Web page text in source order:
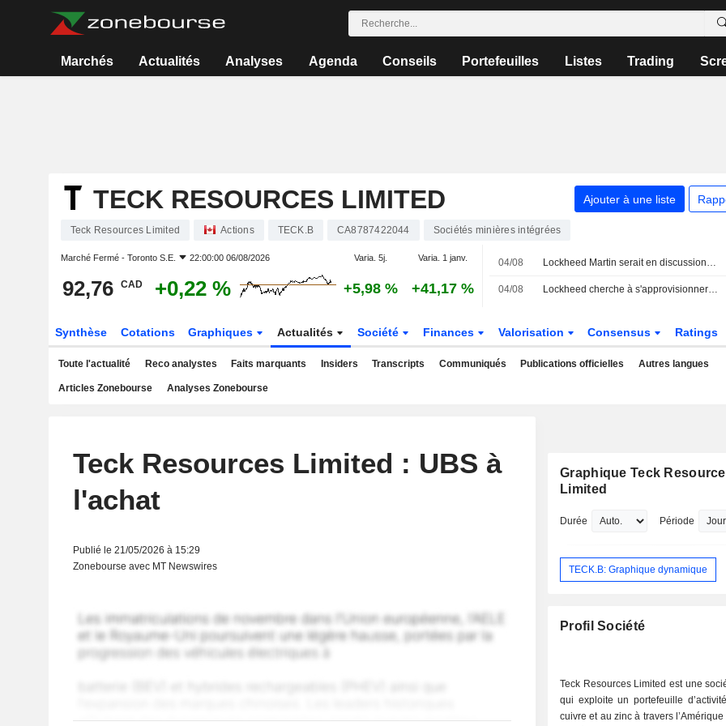
Marchés Actualités Analyses Agenda Conseils Portefeuilles Listes Trading
TECK RESOURCES LIMITED Ajouter à une liste
Teck Resources Limited Actions TECK.B CA8787422044 Sociétés minières intégrées
Marché Fermé - Toronto S.E. 22:00:00 06/08/2026 Varia. 5j. Varia. 1 janv.
92,76 CAD +0,22 % +5,98 % +41,17 %
04/08 Lockheed Martin serait en discussions pour sécuriser ses approvisionnements en minéraux critiques aux États-Unis
04/08 Lockheed cherche à s'approvisionner en minerais aux États-Unis après l'offensive de Trump sur les chaînes d'approvisionnement, selon des sources
Synthèse Cotations Graphiques Actualités Société Finances Valorisation Consensus Ratings
Toute l'actualité Reco analystes Faits marquants Insiders Transcripts Communiqués Publications officielles Autres langues
Articles Zonebourse Analyses Zonebourse
Teck Resources Limited : UBS à
l'achat
Publié le 21/05/2026 à 15:29
Zonebourse avec MT Newswires
Graphique Teck
Limited
Durée Période
TECK.B: Graphique dynamique
Profil Société
Teck Resources Limited est une
qui exploite un portefeuille
cuivre et au zinc à travers